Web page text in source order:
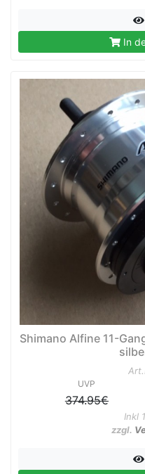
In
Shimano Alfine 11-
UVP
374.95€
Inkl
zzgl.